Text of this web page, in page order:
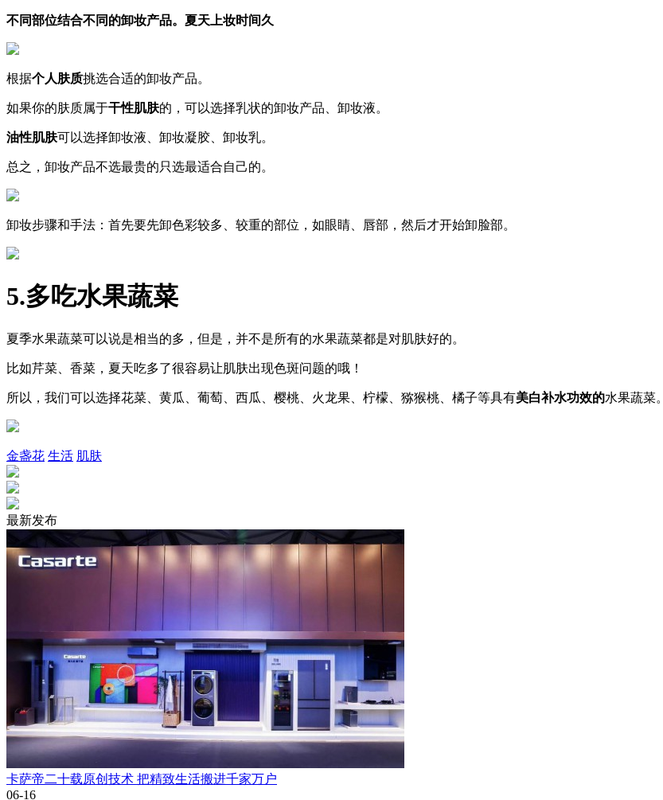
不同部位结合不同的卸妆产品。夏天上妆时间久
根据个人肤质挑选合适的卸妆产品。
如果你的肤质属于干性肌肤的，可以选择乳状的卸妆产品、卸妆液。
油性肌肤可以选择卸妆液、卸妆凝胶、卸妆乳。
总之，卸妆产品不选最贵的只选最适合自己的。
卸妆步骤和手法：首先要先卸色彩较多、较重的部位，如眼睛、唇部，然后才开始卸脸部。
5.多吃水果蔬菜
夏季水果蔬菜可以说是相当的多，但是，并不是所有的水果蔬菜都是对肌肤好的。
比如芹菜、香菜，夏天吃多了很容易让肌肤出现色斑问题的哦！
所以，我们可以选择花菜、黄瓜、葡萄、西瓜、樱桃、火龙果、柠檬、猕猴桃、橘子等具有美白补水功效的水果蔬菜。
金盏花 生活 肌肤
最新发布
卡萨帝二十载原创技术 把精致生活搬进千家万户
06-16